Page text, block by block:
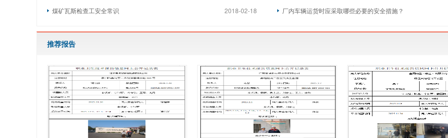
2018-02-18
煤矿瓦斯检查工安全常识 厂内车辆运货时应采取哪些必要的安全措施？
推荐报告